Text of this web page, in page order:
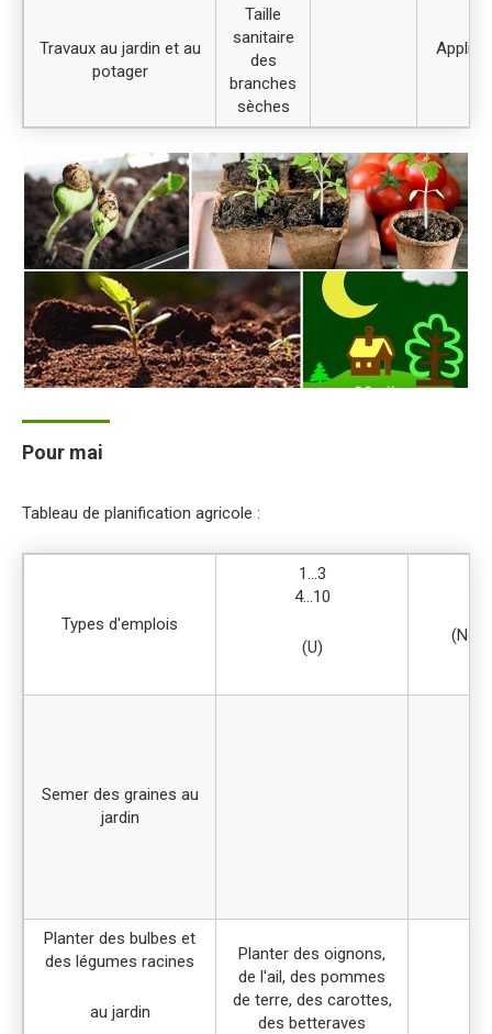
Travaux au jardin et au
potager
Taille
sanitaire
des
branches
sèches
Pour mai
Tableau de planification agricole :
Types d'emplois
1…3
4…10
(U)
Semer des graines au
jardin
Planter des bulbes et
des légumes racines
au jardin
Planter des oignons,
de l'ail, des pommes
de terre, des carottes,
des betteraves